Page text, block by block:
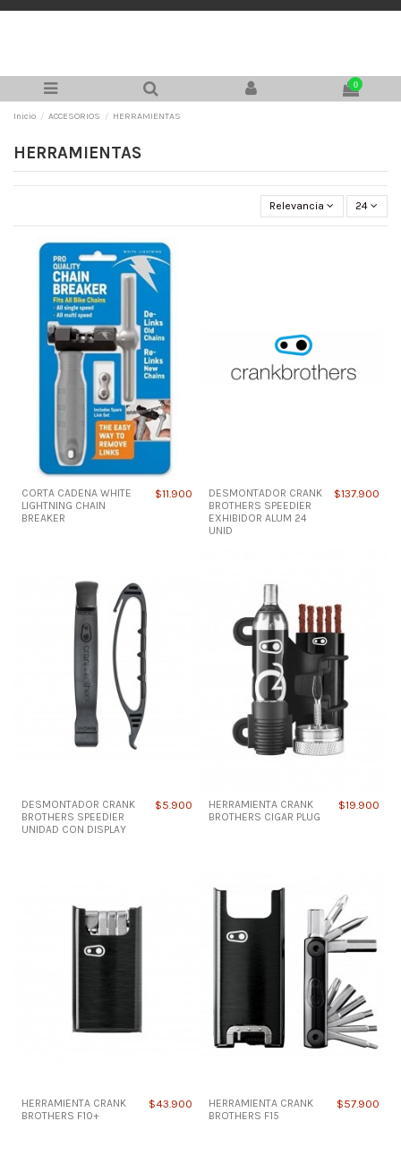
0
Inicio ACCESORIOS HERRAMIENTAS
HERRAMIENTAS
Relevancia 24
CORTA CADENA WHITE
LIGHTNING CHAIN
BREAKER
$11.900
DESMONTADOR CRANK
BROTHERS SPEEDIER
EXHIBIDOR ALUM 24
UNID
$137.900
DESMONTADOR CRANK
BROTHERS SPEEDIER
UNIDAD CON DISPLAY
$5.900
HERRAMIENTA CRANK
BROTHERS CIGAR PLUG
$19.900
HERRAMIENTA CRANK
BROTHERS F10+
$43.900
HERRAMIENTA CRANK
BROTHERS F15
$57.900